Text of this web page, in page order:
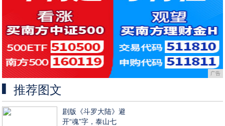
广告
推荐图文
剧版《斗罗大陆》避
开“魂”字，泰山七